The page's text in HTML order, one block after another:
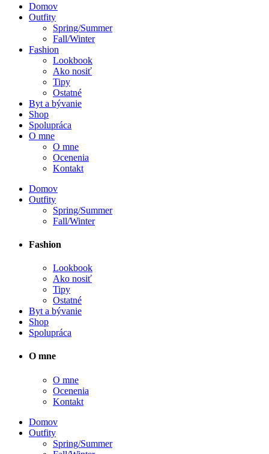
Domov
Outfity
Spring/Summer
Fall/Winter
Fashion
Lookbook
Ako nosiť
Tipy
Ostatné
Byt a bývanie
Shop
Spolupráca
O mne
O mne
Ocenenia
Kontakt
Domov
Outfity
Spring/Summer
Fall/Winter
Fashion
Lookbook
Ako nosiť
Tipy
Ostatné
Byt a bývanie
Shop
Spolupráca
O mne
O mne
Ocenenia
Kontakt
Domov
Outfity
Spring/Summer